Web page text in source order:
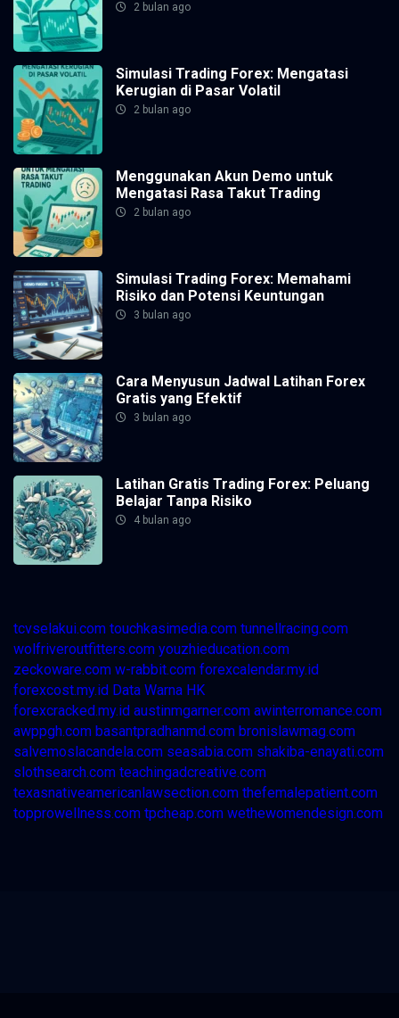
2 bulan ago
Simulasi Trading Forex: Mengatasi
Kerugian di Pasar Volatil
2 bulan ago
Menggunakan Akun Demo untuk
Mengatasi Rasa Takut Trading
2 bulan ago
Simulasi Trading Forex: Memahami
Risiko dan Potensi Keuntungan
3 bulan ago
Cara Menyusun Jadwal Latihan Forex
Gratis yang Efektif
3 bulan ago
Latihan Gratis Trading Forex: Peluang
Belajar Tanpa Risiko
4 bulan ago
tcvselakui.com touchkasimedia.com tunnellracing.com
wolfriveroutfitters.com youzhieducation.com
zeckoware.com w-rabbit.com forexcalendar.my.id
forexcost.my.id Data Warna HK
forexcracked.my.id austinmgarner.com awinterromance.com
awppgh.com basantpradhanmd.com bronislawmag.com
salvemoslacandela.com seasabia.com shakiba-enayati.com
slothsearch.com teachingadcreative.com
texasnativeamericanlawsection.com thefemalepatient.com
topprowellness.com tpcheap.com wethewomendesign.com